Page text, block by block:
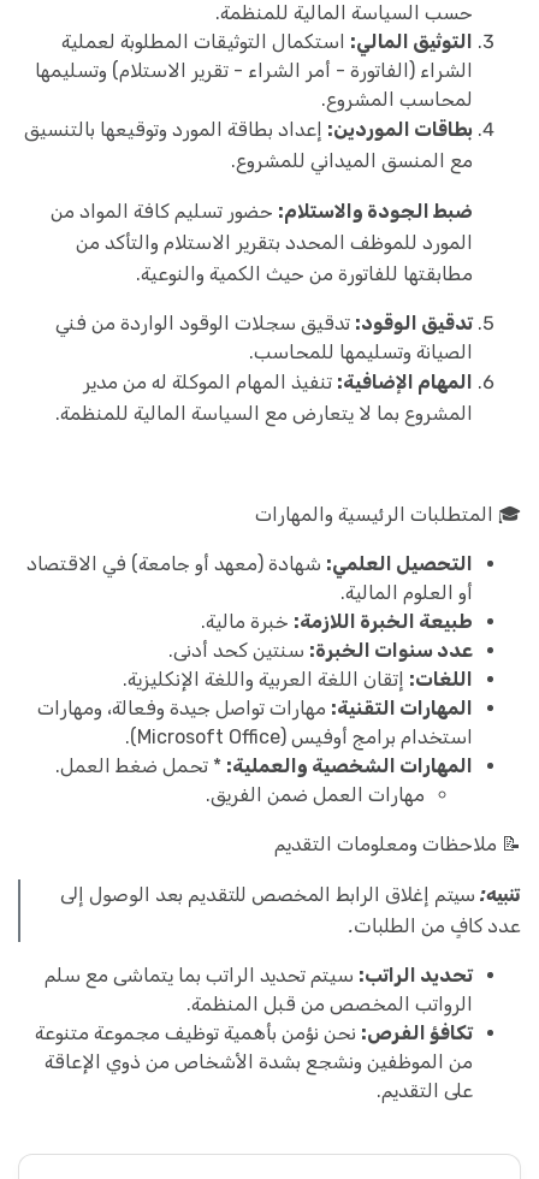
حسب السياسة المالية للمنظمة.
التوثيق المالي: استكمال التوثيقات المطلوبة لعملية
الشراء (الفاتورة - أمر الشراء - تقرير الاستلام) وتسليمها
لمحاسب المشروع.
بطاقات الموردين: إعداد بطاقة المورد وتوقيعها بالتنسيق
مع المنسق الميداني للمشروع.
ضبط الجودة والاستلام: حضور تسليم كافة المواد من
المورد للموظف المحدد بتقرير الاستلام والتأكد من
مطابقتها للفاتورة من حيث الكمية والنوعية.
تدقيق الوقود: تدقيق سجلات الوقود الواردة من فني
الصيانة وتسليمها للمحاسب.
المهام الإضافية: تنفيذ المهام الموكلة له من مدير
المشروع بما لا يتعارض مع السياسة المالية للمنظمة.
🎓 المتطلبات الرئيسية والمهارات
التحصيل العلمي: شهادة (معهد أو جامعة) في الاقتصاد
أو العلوم المالية.
طبيعة الخبرة اللازمة: خبرة مالية.
عدد سنوات الخبرة: سنتين كحد أدنى.
اللغات: إتقان اللغة العربية واللغة الإنكليزية.
المهارات التقنية: مهارات تواصل جيدة وفعالة، ومهارات
استخدام برامج أوفيس (Microsoft Office).
المهارات الشخصية والعملية: * تحمل ضغط العمل.
مهارات العمل ضمن الفريق.
📝 ملاحظات ومعلومات التقديم
تنبيه: سيتم إغلاق الرابط المخصص للتقديم بعد الوصول إلى
عدد كافٍ من الطلبات.
تحديد الراتب: سيتم تحديد الراتب بما يتماشى مع سلم
الرواتب المخصص من قبل المنظمة.
تكافؤ الفرص: نحن نؤمن بأهمية توظيف مجموعة متنوعة
من الموظفين ونشجع بشدة الأشخاص من ذوي الإعاقة
على التقديم.